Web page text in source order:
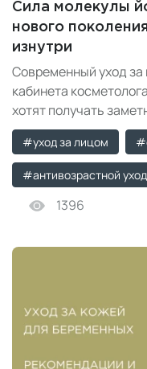
Сила молекулы
нового
изнутри
Современный уход
кабинета
хотят получать
процедуры и
интерес к косметике
сочетает научный
Одним из таких
эмульсии JODO.
#уход за лицом
#антивозрастной уход
1396